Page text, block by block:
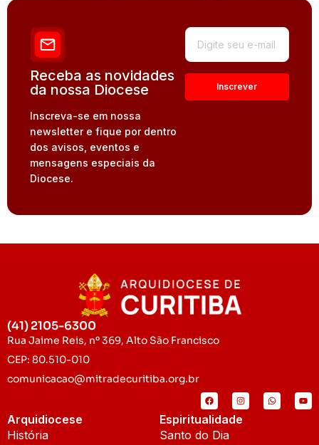
Receba as novidades
da nossa Diocese
Inscreva-se em nossa
newsletter e fique por dentro
dos avisos, eventos e
mensagens especiais da
Diocese.
(41) 2105-6300
Rua Jaime Reis, nº 369, Alto São Francisco
CEP: 80.510-010
comunicacao@mitradecuritiba.org.br
Arquidiocese
História
Espiritualidade
Santo do Dia